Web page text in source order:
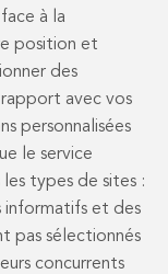
à la
position et
des
rapport avec vos
personnalisées
le service
types de sites :
informatifs et des
pas sélectionnés
concurrents